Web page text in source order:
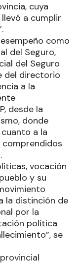
cuya
a cumplir
como
del Seguro,
del Seguro
del directorio
a la
desde la
donde
a la
vocación
y su
la distinción de
por la
política
se